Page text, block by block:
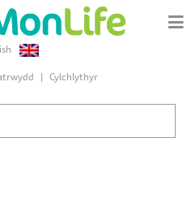
Cylchlythyr